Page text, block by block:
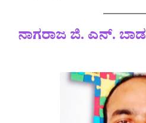
ನಾಗರಾಜ ಜಿ. ಎನ್. ಬಾಡ